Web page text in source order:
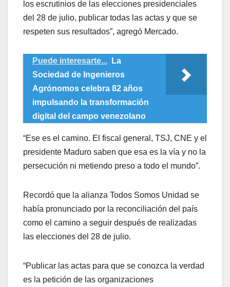
los escrutinios de las elecciones presidenciales
del 28 de julio, publicar todas las actas y que se
respeten sus resultados”, agregó Mercado.
Puede interesarte...
La
Sociedad de Ingenieros
Agrónomos celebra 82 años
impulsando la transformación
digital del campo venezolano
“Ese es el camino. El fiscal general, TSJ, CNE y el
presidente Maduro saben que esa es la vía y no la
persecución ni metiendo preso a todo el mundo”.
Recordó que la alianza Todos Somos Unidad se
había pronunciado por la reconciliación del país
como el camino a seguir después de realizadas
las elecciones del 28 de julio.
“Publicar las actas para que se conozca la verdad
es la petición de las organizaciones